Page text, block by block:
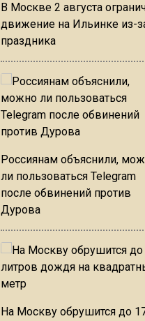
В Москве 2 августа
движение на Ильинке из-
праздника
Россиянам объяснили,
ли пользоваться Telegram
после обвинений против
Дурова
На Москву обрушится до